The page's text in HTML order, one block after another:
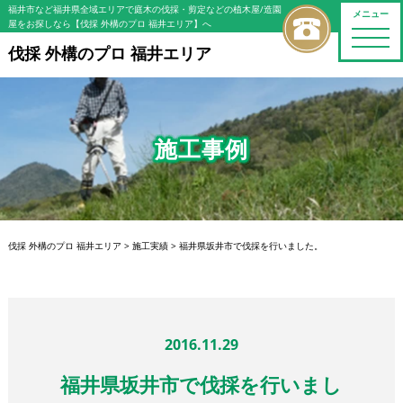
メニュー
toggle
福井市など福井県全域エリアで庭木の伐採・剪定などの植木屋/造園
屋をお探しなら【伐採 外構のプロ 福井エリア】へ
伐採 外構のプロ 福井エリア
施工事例
伐採 外構のプロ 福井エリア > 施工実績> 福井県坂井市で伐採を行いました。
2016.11.29
福井県坂井市で伐採を行いまし